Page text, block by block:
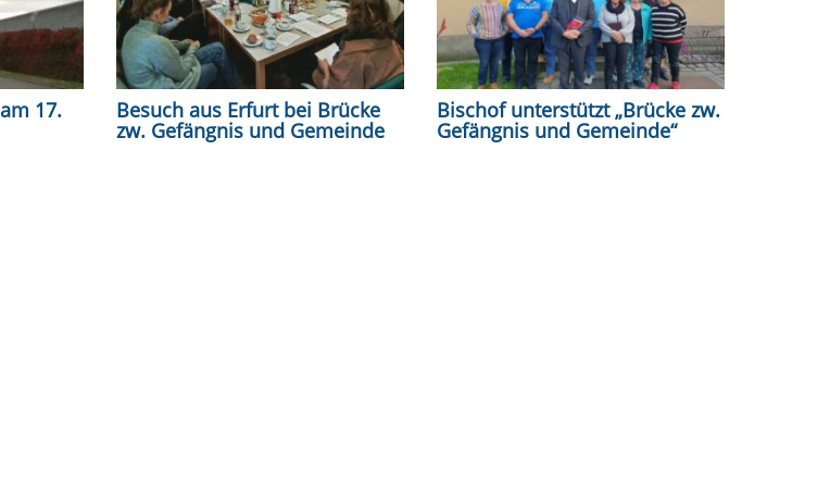
17. Besuch aus Erfurt bei Brücke
zw. Gefängnis und Gemeinde
Bischof unterstützt „Brücke zw.
Gefängnis und Gemeinde“